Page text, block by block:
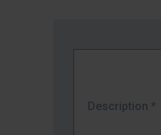
Description *